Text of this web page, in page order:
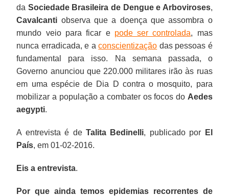
da Sociedade Brasileira de Dengue e Arboviroses,
Cavalcanti observa que a doença que assombra o
mundo veio para ficar e pode ser controlada, mas
nunca erradicada, e aconscientização das pessoas é
fundamental para isso. Na semana passada, o
Governo anunciou que 220.000 militares irão às ruas
em uma espécie de Dia D contra o mosquito, para
mobilizar a população a combater os focos do Aedes
aegypti.
A entrevista é de Talita Bedinelli, publicado por
El
País, em 01-02-2016.
Eis a entrevista.
Por que ainda temos epidemias recorrentes de